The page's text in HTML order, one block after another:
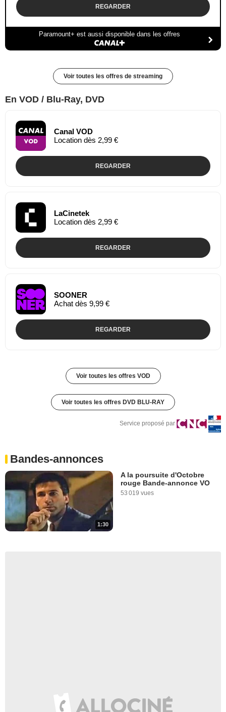
REGARDER
Paramount+ est aussi disponible dans les offres
Voir toutes les offres de streaming
En VOD / Blu-Ray, DVD
Canal VOD
Location dès 2,99 €
REGARDER
LaCinetek
Location dès 2,99 €
REGARDER
SOONER
Achat dès 9,99 €
REGARDER
Voir toutes les offres VOD
Voir toutes les offres DVD BLU-RAY
Service proposé par
Bandes-annonces
1:30
A la poursuite d'Octobre
rouge Bande-annonce VO
53 019 vues